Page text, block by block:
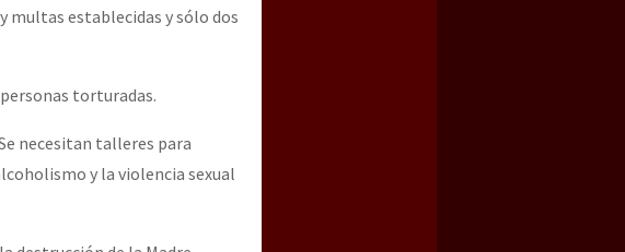
multas establecidas y sólo dos
torturadas.
necesitan talleres para
y la violencia sexual